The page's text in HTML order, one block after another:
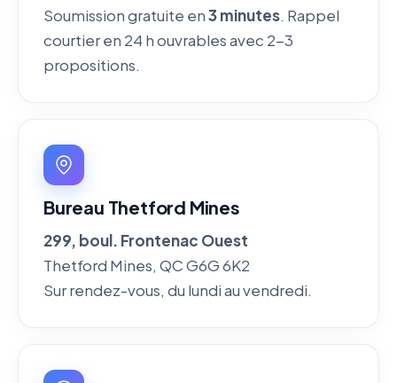
Soumission gratuite en3 minutes. Rappel
courtier en 24 h ouvrables avec 2-3
propositions.
Bureau Thetford Mines
299, boul. Frontenac Ouest
Thetford Mines, QC G6G 6K2
Sur rendez-vous, du lundi au vendredi.